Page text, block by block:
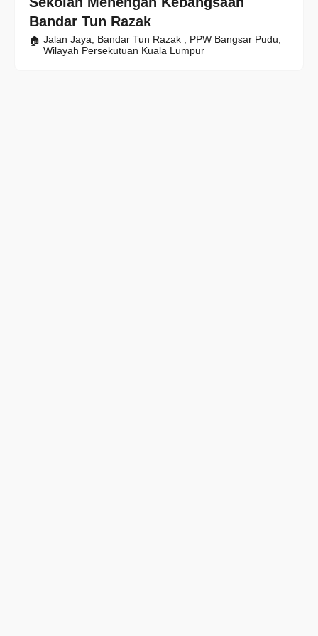
Bandar Tun Razak
Jalan Jaya, Bandar Tun Razak , PPW Bangsar Pudu,
Wilayah Persekutuan Kuala Lumpur